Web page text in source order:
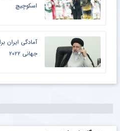
اسکوچیچ
آمادگی ایران
جهانی ۲۰۲۲